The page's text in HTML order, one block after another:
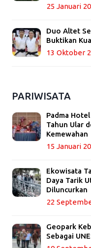
25 Januari
Duo Altet
Buktikan
13 Oktober
PARIWISATA
Padma
Tahun Ular
Kemewahan
15 Januari
Ekowisata
Daya Tarik
Diluncurkan
22
Geopark
Sebagai